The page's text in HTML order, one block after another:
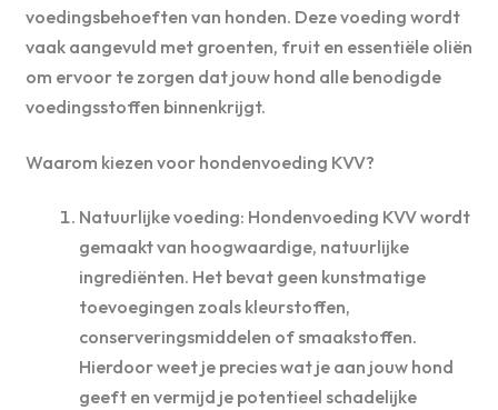
voedingsbehoeften van honden. Deze voeding wordt
vaak aangevuld met groenten, fruit en essentiële oliën
om ervoor te zorgen dat jouw hond alle benodigde
voedingsstoffen binnenkrijgt.
Waarom kiezen voor hondenvoeding KVV?
Natuurlijke voeding: Hondenvoeding KVV wordt
gemaakt van hoogwaardige, natuurlijke
ingrediënten. Het bevat geen kunstmatige
toevoegingen zoals kleurstoffen,
conserveringsmiddelen of smaakstoffen.
Hierdoor weet je precies wat je aan jouw hond
geeft en vermijd je potentieel schadelijke